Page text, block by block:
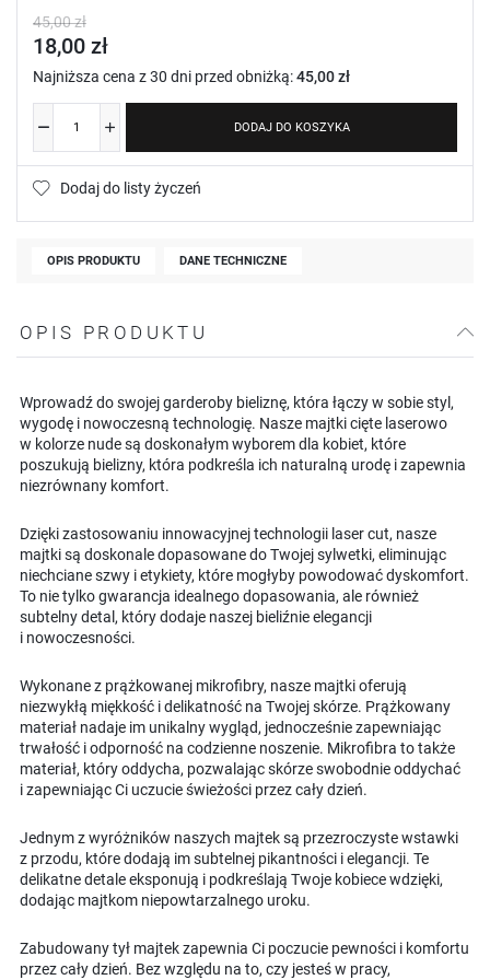
45,00 zł
18,00 zł
Najniższa cena z 30 dni przed obniżką:45,00 zł
DODAJ DO KOSZYKA
Dodaj do listy życzeń
OPIS PRODUKTU DANE TECHNICZNE
OPIS PRODUKTU
Wprowadź do swojej garderoby bieliznę, która łączy w sobie styl,
wygodę i nowoczesną technologię. Nasze majtki cięte laserowo
w kolorze nude są doskonałym wyborem dla kobiet, które
poszukują bielizny, która podkreśla ich naturalną urodę i zapewnia
niezrównany komfort.
Dzięki zastosowaniu innowacyjnej technologii laser cut, nasze
majtki są doskonale dopasowane do Twojej sylwetki, eliminując
niechciane szwy i etykiety, które mogłyby powodować dyskomfort.
To nie tylko gwarancja idealnego dopasowania, ale również
subtelny detal, który dodaje naszej bieliźnie elegancji
i nowoczesności.
Wykonane z prążkowanej mikrofibry, nasze majtki oferują
niezwykłą miękkość i delikatność na Twojej skórze. Prążkowany
materiał nadaje im unikalny wygląd, jednocześnie zapewniając
trwałość i odporność na codzienne noszenie. Mikrofibra to także
materiał, który oddycha, pozwalając skórze swobodnie oddychać
i zapewniając Ci uczucie świeżości przez cały dzień.
Jednym z wyróżników naszych majtek są przezroczyste wstawki
z przodu, które dodają im subtelnej pikantności i elegancji. Te
delikatne detale eksponują i podkreślają Twoje kobiece wdzięki,
dodając majtkom niepowtarzalnego uroku.
Zabudowany tył majtek zapewnia Ci poczucie pewności i komfortu
przez cały dzień. Bez względu na to, czy jesteś w pracy,